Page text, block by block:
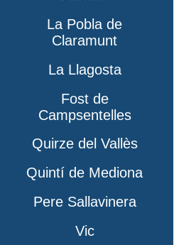
La Pobla de
Claramunt
La Llagosta
Fost de
Campsentelles
Quirze del Vallès
Quintí de Mediona
Pere Sallavinera
Vic